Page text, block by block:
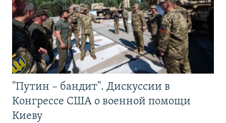
"Путин – бандит". Дискуссии в
Конгрессе США о военной помощи
Киеву